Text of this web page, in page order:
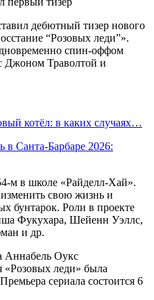
дебютный тизер нового
“Розовых леди”».
спин-оффом
Джоном Траволтой и
котёл: в каких случаях…
Санта-Барбаре 2026:
м в школе «Райделл-Хай».
свою жизнь и
бунтарок. Роли в проекте
Фукухара, Шейенн Уэллс,
и др.
Аннабель Оукс
леди» была
сериала состоится 6